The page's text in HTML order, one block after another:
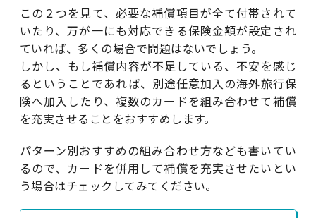
この２つを見て、必要な補償項目が全て付帯されて
いたり、万が一にも対応できる保険金額が設定され
ていれば、多くの場合で問題はないでしょう。
しかし、もし補償内容が不足している、不安を感じ
るということであれば、別途任意加入の海外旅行保
険へ加入したり、複数のカードを組み合わせて補償
を充実させることをおすすめします。
パターン別おすすめの組み合わせ方なども書いてい
るので、カードを併用して補償を充実させたいとい
う場合はチェックしてみてください。